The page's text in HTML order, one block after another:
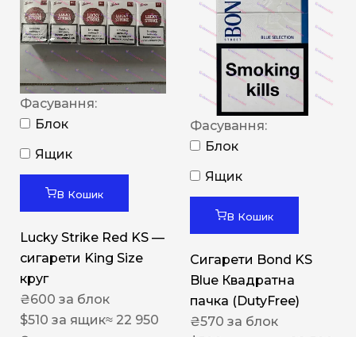
Фасування:
Блок
Ящик
В Кошик
Lucky Strike Red KS —
сигарети King Size
круг
₴600 за блок
$510 за ящик≈ 22 950
Фасування:
Блок
Ящик
В Кошик
Сигарети Bond KS
Blue Квадратна
пачка (DutyFree)
₴570 за блок